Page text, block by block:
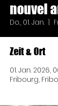
nouvel
Do., 01. Jan.
Zeit & Ort
01. Jan. 2026,
Fribourg,